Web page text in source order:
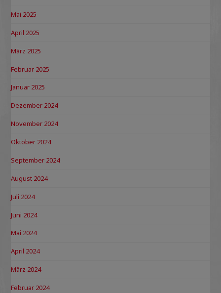
Mai 2025
April 2025
März 2025
Februar 2025
Januar 2025
Dezember 2024
November 2024
Oktober 2024
September 2024
August 2024
Juli 2024
Juni 2024
Mai 2024
April 2024
März 2024
Februar 2024